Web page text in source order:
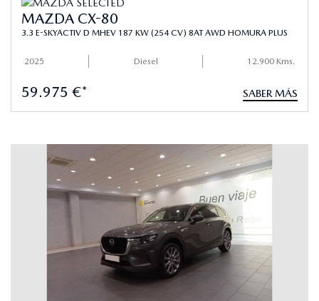
MAZDA CX-80
3.3 E-SKYACTIV D MHEV 187 KW (254 CV) 8AT AWD HOMURA PLUS
2025 Diesel 12.900 Kms.
59.975 €* SABER MÁS